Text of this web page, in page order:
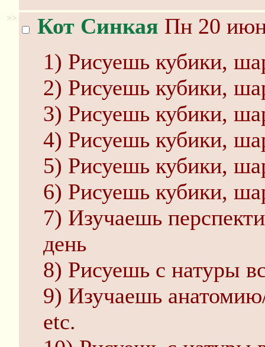
>> Кот Синкая Пн 20
1) Рисуешь кубики,
2) Рисуешь кубики,
3) Рисуешь кубики,
4) Рисуешь кубики,
5) Рисуешь кубики,
6) Рисуешь кубики,
7) Изучаешь
день
8) Рисуешь с натуры
9) Изучаешь
etc.